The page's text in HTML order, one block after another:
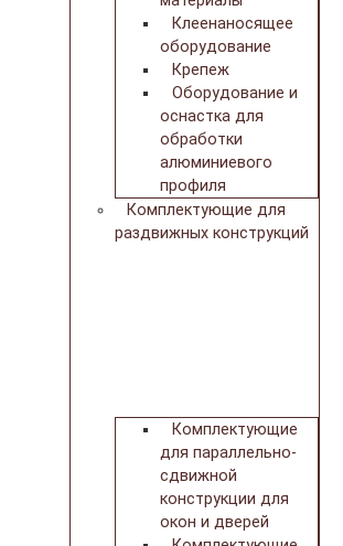
Клеенаносящее
оборудование
Крепеж
Оборудование и
оснастка для
обработки
алюминиевого
профиля
Комплектующие для
раздвижных конструкций
Комплектующие
для параллельно-
сдвижной
конструкции для
окон и дверей